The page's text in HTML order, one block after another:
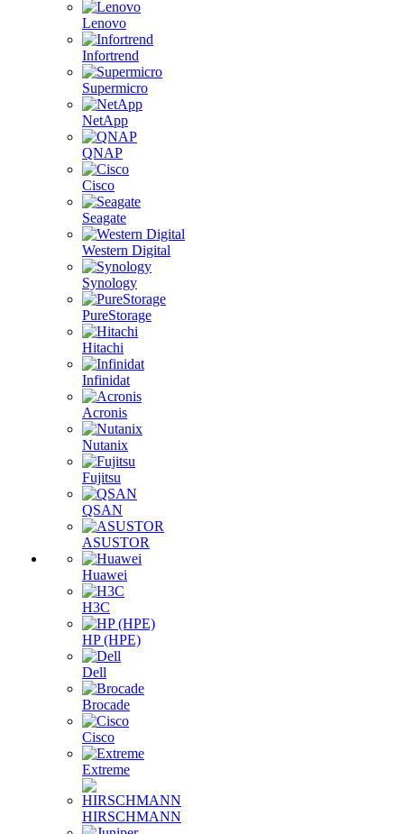
Lenovo
Infortrend
Supermicro
NetApp
QNAP
Cisco
Seagate
Western Digital
Synology
PureStorage
Hitachi
Infinidat
Acronis
Nutanix
Fujitsu
QSAN
ASUSTOR
Huawei
H3C
HP (HPE)
Dell
Brocade
Cisco
Extreme
HIRSCHMANN